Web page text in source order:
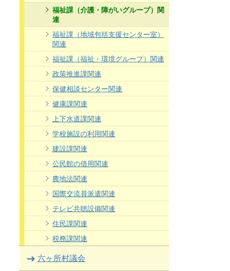
福祉課（介護・障がいグループ）関
連
福祉課（地域包括支援センター室）
関連
福祉課（福祉・環境グループ）関連
政策推進課関連
保健相談センター関連
健康課関連
上下水道課関連
学校施設の利用関連
建設課関連
公民館の借用関連
農地法関連
国際交流員派遣関連
テレビ共聴設備関連
住民課関連
税務課関連
六ヶ所村議会